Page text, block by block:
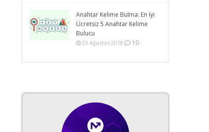
Anahtar Kelime Bulma: En İyi
Ücretsiz 5 Anahtar Kelime
Bulucu
23 Ağustos 2018 10